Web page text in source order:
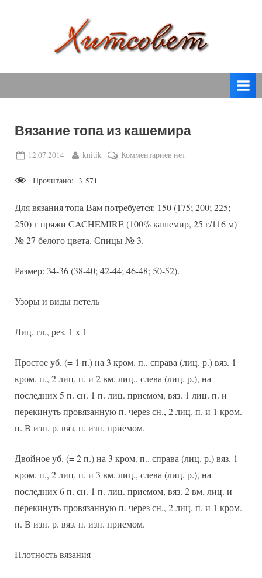
т
о
в
спицами,
крючком,
вязаные
модели
с
схемами.
Вязание топа из кашемира
Posted
12.07.2014 By
knitik Комментариевк
из
кашемира
нет
Прочитано: 3 571
Для вязания топа Вам потребуется: 150 (175; 200; 225;
250) г пряжи CACHEMIRE (100% кашемир, 25 г/116 м)
№ 27 белого цвета. Спицы № 3.
Размер: 34-36 (38-40; 42-44; 46-48; 50-52).
Узоры и виды петель
Лиц. гл., рез. 1 х 1
Простое уб. (= 1 п.) на 3 кром. п.. справа (лиц. р.) вяз. 1
кром. п., 2 лиц. п. и 2 вм. лиц., слева (лиц. р.), на
последних 5 п. сн. 1 п. лиц. приемом, вяз. 1 лиц. п. и
перекинуть провязанную п. через сн., 2 лиц. п. и 1 кром.
п. В изн. р. вяз. п. изн. приемом.
Двойное уб. (= 2 п.) на 3 кром. п.. справа (лиц. р.) вяз. 1
кром. п., 2 лиц. п. и 3 вм. лиц., слева (лиц. р.), на
последних 6 п. сн. 1 п. лиц. приемом, вяз. 2 вм. лиц. и
перекинуть провязанную п. через сн., 2 лиц. п. и 1 кром.
п. В изн. р. вяз. п. изн. приемом.
Плотность вязания